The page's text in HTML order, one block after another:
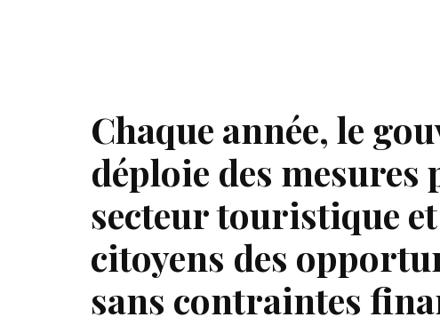
Chaque année, le
déploie des
secteur touristique
citoyens des
sans contraintes